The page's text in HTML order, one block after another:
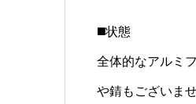
◼️状態
全体的なアルミ
や錆もございま